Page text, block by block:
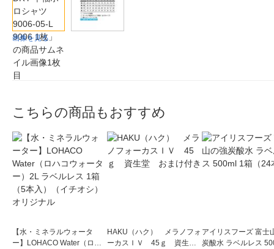
画像を見る
こちらの商品もおすすめ
【水・ミネラルウォータ
ー】LOHACO Water（ロハ
HAKU（ハク） メラノフォ
ーカスＩＶ 45ｇ 資生
アイリスフーズ 富士
炭酸水 ラベルレス